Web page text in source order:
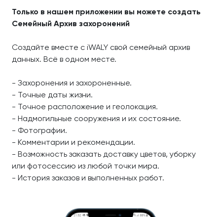
Только в нашем приложении вы можете создать
Семейный Архив захоронений
Создайте вместе с iWALY свой семейный архив
данных. Всё в одном месте.
- Захоронения и захороненные.
- Точные даты жизни.
- Точное расположение и геолокация.
- Надмогильные сооружения и их состояние.
- Фотографии.
- Комментарии и рекомендации.
- Возможность заказать доставку цветов, уборку
или фотосессию из любой точки мира.
- История заказов и выполненных работ.